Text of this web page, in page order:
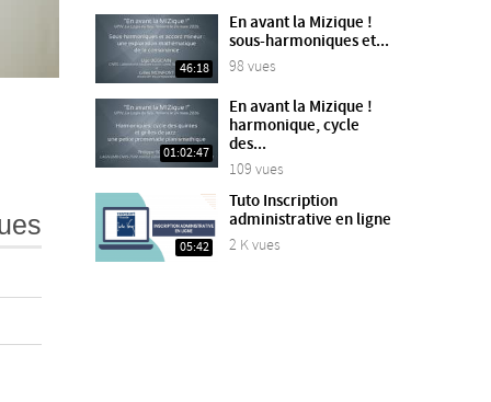
46:18
En avant la Mizique !
sous-harmoniques et...
98 vues
01:02:47
En avant la Mizique !
harmonique, cycle
des...
109 vues
05:42
Tuto Inscription
administrative en ligne
2 K vues